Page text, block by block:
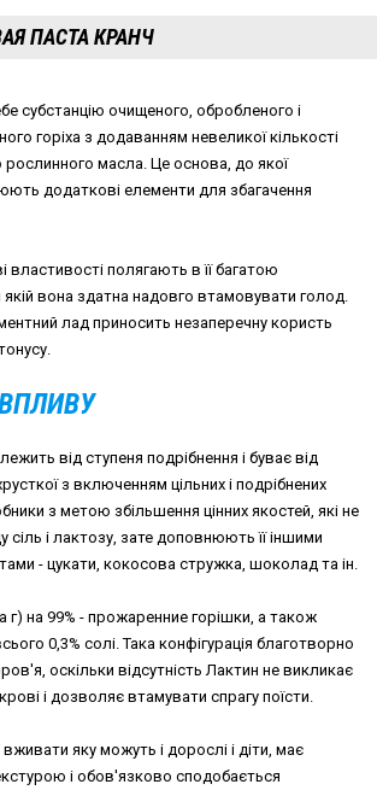
ПАСТА КРАНЧ
субстанцію очищеного, обробленого і
горіха з додаванням невеликої кількості
рослинного масла. Це основа, до якої
додаткові елементи для збагачення
властивості полягають в її багатою
якій вона здатна надовго втамовувати голод.
лад приносить незаперечну користь
від ступеня подрібнення і буває від
з включенням цільних і подрібнених
з метою збільшення цінних якостей, які не
сіль і лактозу, зате доповнюють її іншими
- цукати, кокосова стружка, шоколад та ін.
г) на 99% - прожаренние горішки, а також
0,3% солі. Така конфігурація благотворно
оскільки відсутність Лактин не викликає
і дозволяє втамувати спрагу поїсти.
яку можуть і дорослі і діти, має
і обов'язково сподобається